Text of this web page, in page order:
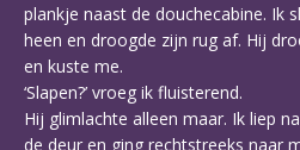
plankje naast de douchecabine. Ik
heen en droogde zijn rug af. Hij
en kuste me.
‘Slapen?’ vroeg ik fluisterend.
Hij glimlachte alleen maar. Ik liep
de deur en ging rechtstreeks naar